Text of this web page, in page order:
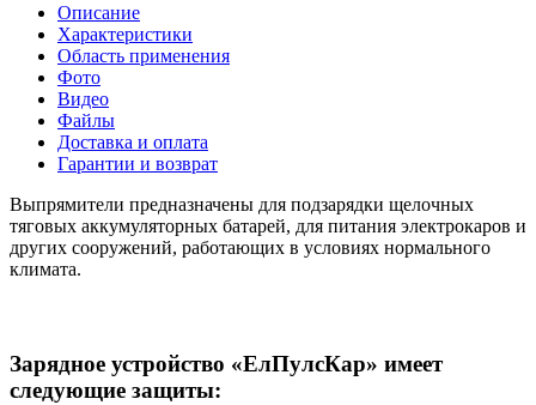
Описание
Характеристики
Область применения
Фото
Видео
Файлы
Доставка и оплата
Гарантии и возврат
Выпрямители предназначены для подзарядки щелочных
тяговых аккумуляторных батарей, для питания электрокаров и
других сооружений, работающих в условиях нормального
климата.
Зарядное устройство «ЕлПулсКар» имеет
следующие защиты: